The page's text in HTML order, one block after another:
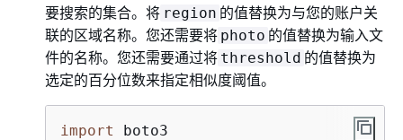
要搜索的集合。将 region 的值替换为与您的账户关
联的区域名称。您还需要将 photo 的值替换为输入文
件的名称。您还需要通过将 threshold 的值替换为
选定的百分位数来指定相似度阈值。
import boto3